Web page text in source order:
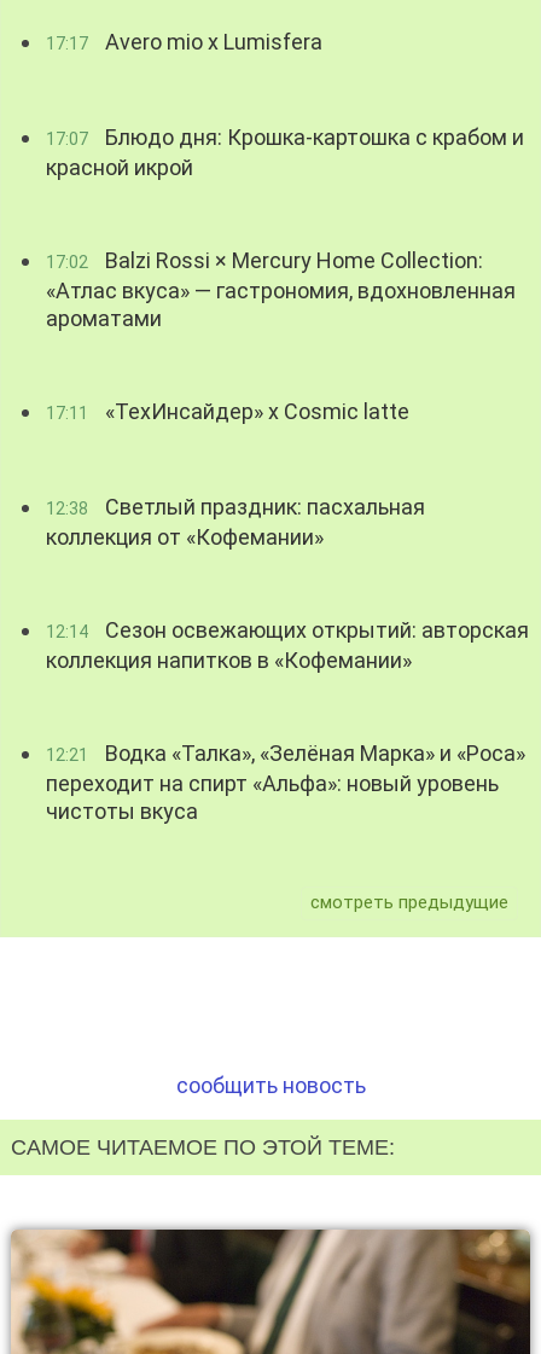
17:17 Avero mio x Lumisfera
17:07
Блюдо дня: Крошка-картошка с крабом и
красной икрой
17:02
Balzi Rossi × Mercury Home Collection:
«Атлас вкуса» — гастрономия, вдохновленная
ароматами
17:11 «ТехИнсайдер» х Cosmic latte
12:38
Светлый праздник: пасхальная
коллекция от «Кофемании»
12:14
Сезон освежающих открытий: авторская
коллекция напитков в «Кофемании»
12:21
Водка «Талка», «Зелёная Марка» и «Роса»
переходит на спирт «Альфа»: новый уровень
чистоты вкуса
смотреть предыдущие
сообщить новость
САМОЕ ЧИТАЕМОЕ ПО ЭТОЙ ТЕМЕ: